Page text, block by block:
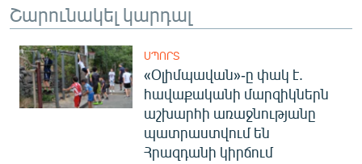
Շարունակել կարդալ
ՍՊՈՐՏ
«Օլիմպավան»-ը փակ է.
հավաքականի մարզիկներն
աշխարհի առաջնությանը
պատրաստվում են
Հրազդանի կիրճում